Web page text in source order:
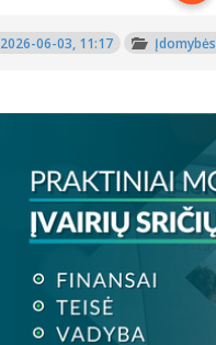
2026-06-03, 11:17 Įdomybės